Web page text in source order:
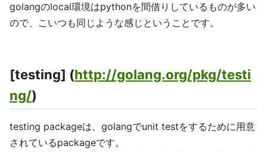
golangのlocal環境はpythonを間借りしているものが多い
ので、こいつも同じような感じということです。
[testing] (http://golang.org/pkg/testi
ng/)
testing packageは、golangでunit testをするために用意
されているpackageです。